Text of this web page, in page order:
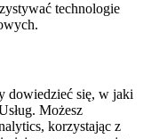
technologie
dowiedzieć się, w jaki
Możesz
korzystając z